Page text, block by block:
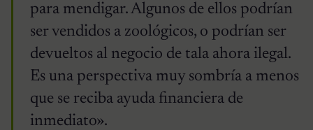
para mendigar. Algunos de ellos podrían
ser vendidos a zoológicos, o podrían ser
devueltos al negocio de tala ahora ilegal.
Es una perspectiva muy sombría a menos
que se reciba ayuda financiera de
inmediato».